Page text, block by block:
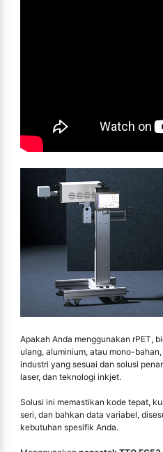
Apakah Anda menggunakan rPET,
ulang, aluminium, atau mono-
industri yang sesuai dan solusi
laser, dan teknologi inkjet.
Solusi ini memastikan kode tepat,
seri, dan bahkan data variabel,
kebutuhan spesifik Anda.